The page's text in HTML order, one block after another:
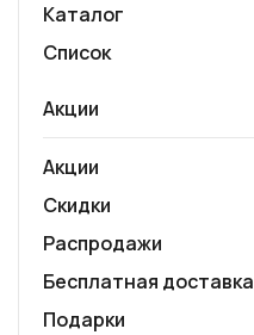
Каталог
Список
Акции
Акции
Скидки
Распродажи
Бесплатная доставка
Подарки